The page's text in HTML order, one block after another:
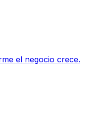
el negocio crece.